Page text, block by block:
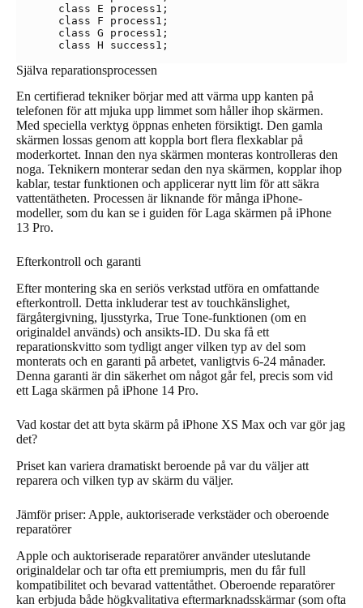
    class E process1;
    class F process1;
    class G process1;
Själva reparationsprocessen
En certifierad tekniker börjar med att värma upp kanten på
telefonen för att mjuka upp limmet som håller ihop skärmen.
Med speciella verktyg öppnas enheten försiktigt. Den gamla
skärmen lossas genom att koppla bort flera flexkablar på
moderkortet. Innan den nya skärmen monteras kontrolleras den
noga. Teknikern monterar sedan den nya skärmen, kopplar ihop
kablar, testar funktionen och applicerar nytt lim för att säkra
vattentätheten. Processen är liknande för många iPhone-
modeller, som du kan se i guiden för Laga skärmen på iPhone
13 Pro.
Efterkontroll och garanti
Efter montering ska en seriös verkstad utföra en omfattande
efterkontroll. Detta inkluderar test av touchkänslighet,
färgåtergivning, ljusstyrka, True Tone-funktionen (om en
originaldel används) och ansikts-ID. Du ska få ett
reparationskvitto som tydligt anger vilken typ av del som
monterats och en garanti på arbetet, vanligtvis 6-24 månader.
Denna garanti är din säkerhet om något går fel, precis som vid
ett Laga skärmen på iPhone 14 Pro.
Vad kostar det att byta skärm på iPhone XS Max och var gör jag
det?
Priset kan variera dramatiskt beroende på var du väljer att
reparera och vilken typ av skärm du väljer.
Jämför priser: Apple, auktoriserade verkstäder och oberoende
reparatörer
Apple och auktoriserade reparatörer använder uteslutande
originaldelar och tar ofta ett premiumpris, men du får full
kompatibilitet och bevarad vattentåthet. Oberoende reparatörer
kan erbjuda både högkvalitativa eftermarknadsskärmar (som ofta